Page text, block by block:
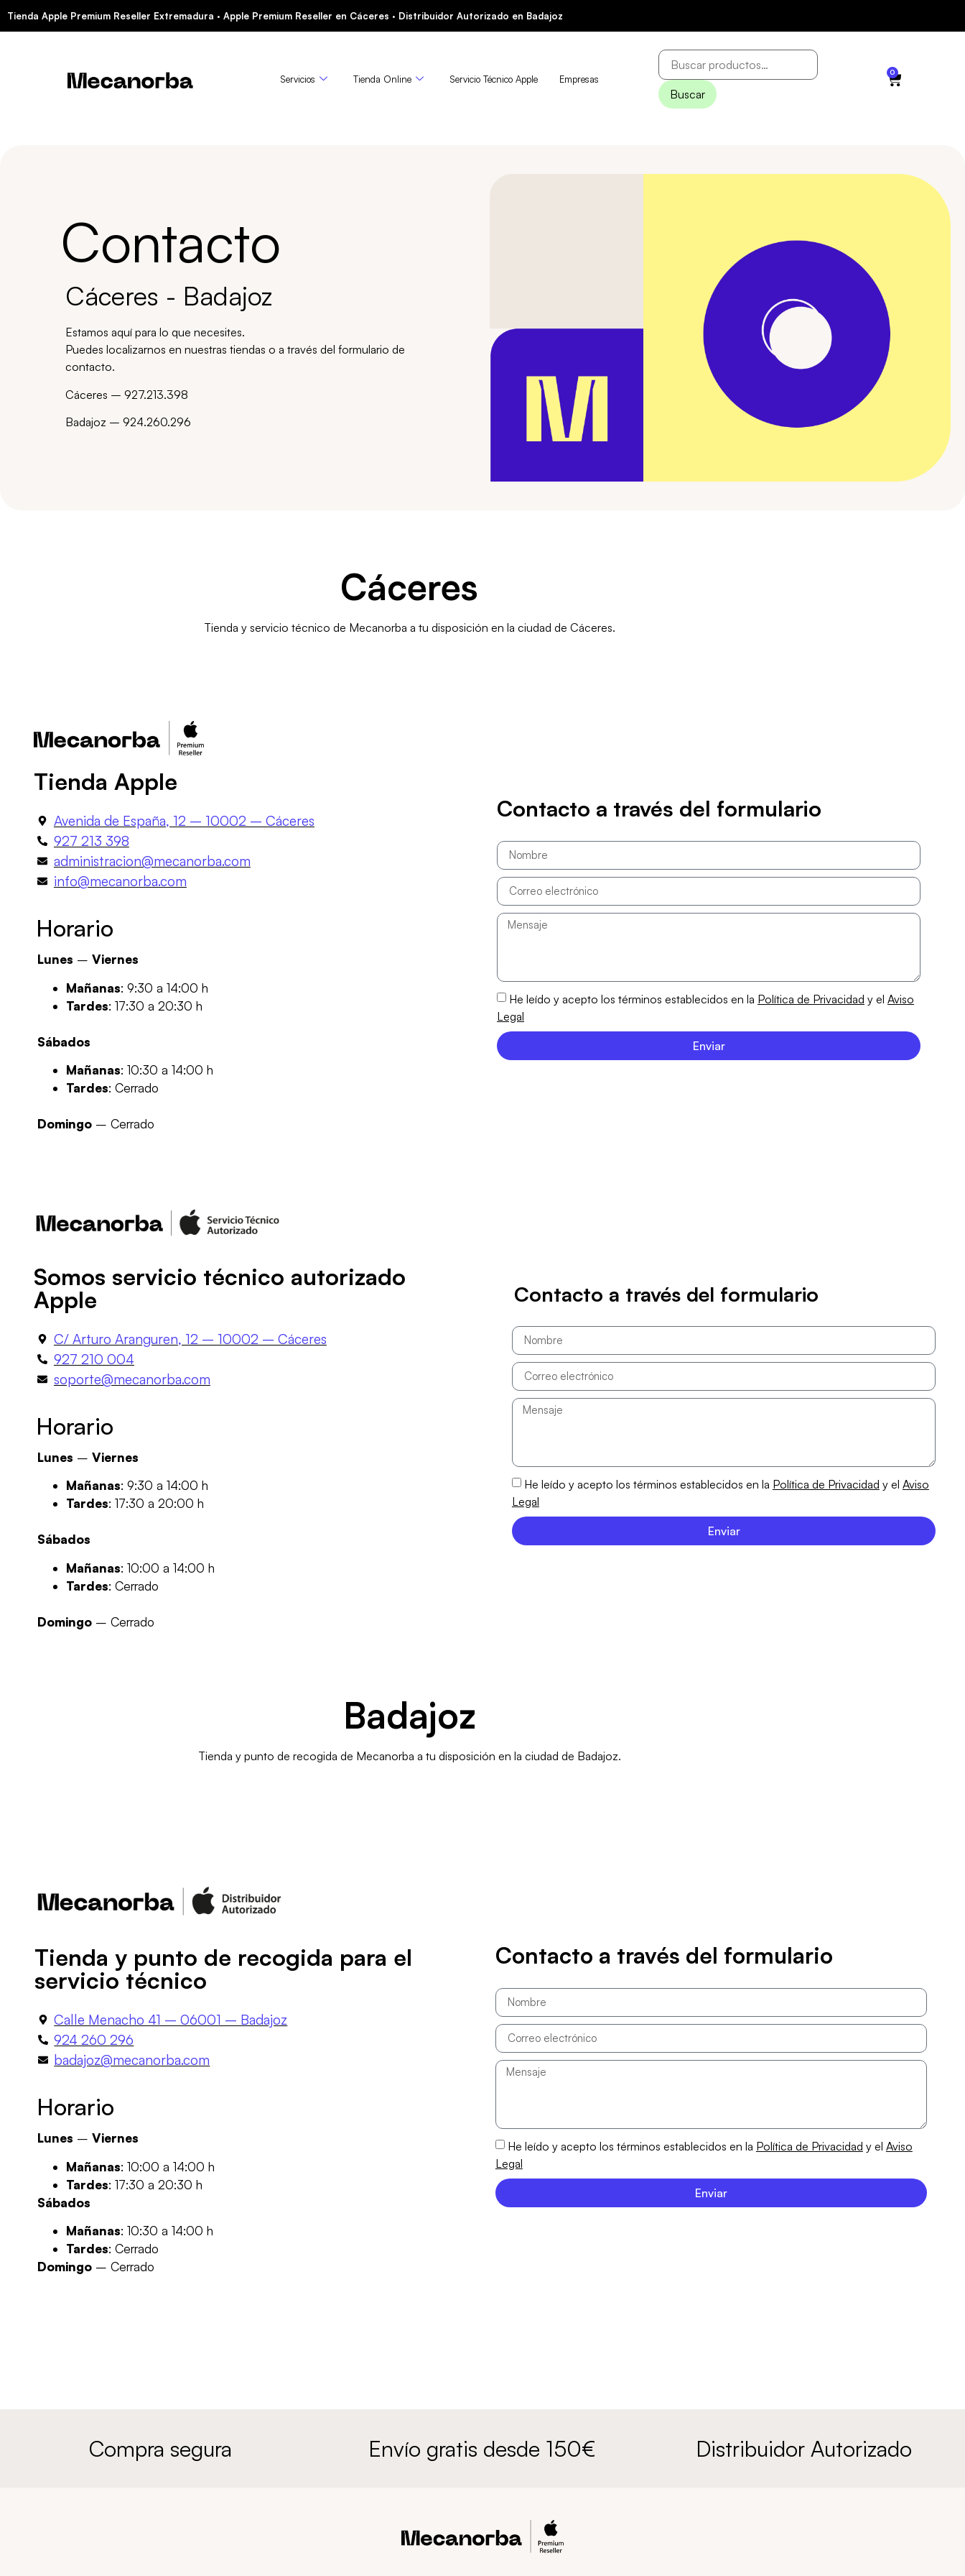
Tienda Apple Premium Reseller Extremadura · Apple Premium Reseller en Cáceres · Distribuidor Autorizado en Badajoz
Servicios Tienda Online Servicio Técnico Apple Empresas
Buscar
0
Contacto
Cáceres - Badajoz
Estamos aquí para lo que necesites.
Puedes localizarnos en nuestras tiendas o a través del formulario de
contacto.
Cáceres – 927.213.398
Badajoz – 924.260.296
Cáceres
Tienda y servicio técnico de Mecanorba a tu disposición en la ciudad de Cáceres.
Tienda Apple
Avenida de España, 12 – 10002 – Cáceres
927 213 398
administracion@mecanorba.com
info@mecanorba.com
Horario
Lunes – Viernes
Mañanas: 9:30 a 14:00 h
Tardes: 17:30 a 20:30 h
Sábados
Mañanas: 10:30 a 14:00 h
Tardes: Cerrado
Domingo– Cerrado
Contacto a través del formulario
He leído y acepto los términos establecidos en la Política de Privacidad y el Aviso
Legal
Enviar
Somos servicio técnico autorizado
Apple
C/ Arturo Aranguren, 12 – 10002 – Cáceres
927 210 004
soporte@mecanorba.com
Horario
Lunes – Viernes
Mañanas: 9:30 a 14:00 h
Tardes: 17:30 a 20:00 h
Sábados
Mañanas: 10:00 a 14:00 h
Tardes: Cerrado
Domingo– Cerrado
Contacto a través del formulario
He leído y acepto los términos establecidos en la Política de Privacidad y el Aviso
Legal
Enviar
Badajoz
Tienda y punto de recogida de Mecanorba a tu disposición en la ciudad de Badajoz.
Tienda y punto de recogida para el
servicio técnico​
Calle Menacho 41 – 06001 – Badajoz
924 260 296
badajoz@mecanorba.com
Horario
Lunes –Viernes
Mañanas: 10:00 a 14:00 h
Tardes: 17:30 a 20:30 h
Sábados
Mañanas: 10:30 a 14:00 h
Tardes: Cerrado
Domingo – Cerrado
Contacto a través del formulario
He leído y acepto los términos establecidos en la Política de Privacidad y el Aviso
Legal
Enviar
Compra segura Envío gratis desde 150€ Distribuidor Autorizado